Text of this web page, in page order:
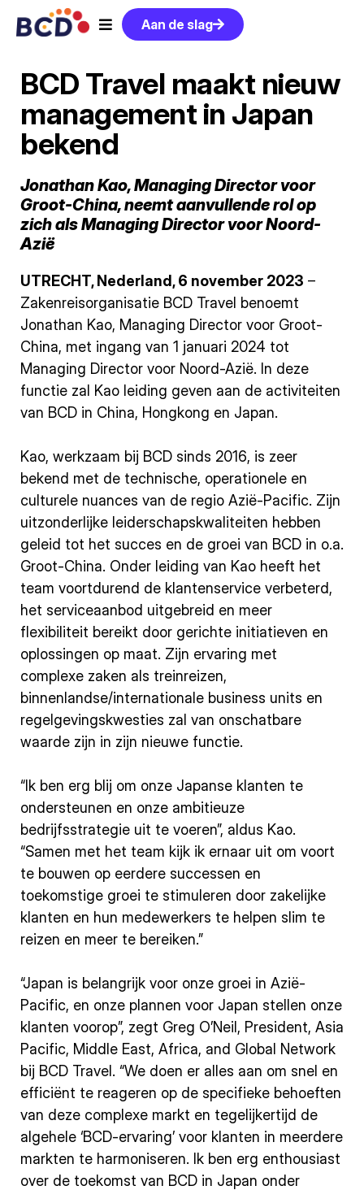
Aan de slag
BCD Travel maakt nieuw
management in Japan
bekend
Jonathan Kao, Managing Director voor
Groot-China, neemt aanvullende rol op
zich als Managing Director voor Noord-
Azië
UTRECHT, Nederland, 6 november 2023 –
Zakenreisorganisatie BCD Travel benoemt
Jonathan Kao, Managing Director voor Groot-
China, met ingang van 1 januari 2024 tot
Managing Director voor Noord-Azië. In deze
functie zal Kao leiding geven aan de activiteiten
van BCD in China, Hongkong en Japan.
Kao, werkzaam bij BCD sinds 2016, is zeer
bekend met de technische, operationele en
culturele nuances van de regio Azië-Pacific. Zijn
uitzonderlijke leiderschapskwaliteiten hebben
geleid tot het succes en de groei van BCD in o.a.
Groot-China. Onder leiding van Kao heeft het
team voortdurend de klantenservice verbeterd,
het serviceaanbod uitgebreid en meer
flexibiliteit bereikt door gerichte initiatieven en
oplossingen op maat. Zijn ervaring met
complexe zaken als treinreizen,
binnenlandse/internationale business units en
regelgevingskwesties zal van onschatbare
waarde zijn in zijn nieuwe functie.
“Ik ben erg blij om onze Japanse klanten te
ondersteunen en onze ambitieuze
bedrijfsstrategie uit te voeren”, aldus Kao.
“Samen met het team kijk ik ernaar uit om voort
te bouwen op eerdere successen en
toekomstige groei te stimuleren door zakelijke
klanten en hun medewerkers te helpen slim te
reizen en meer te bereiken.”
“Japan is belangrijk voor onze groei in Azië-
Pacific, en onze plannen voor Japan stellen onze
klanten voorop”, zegt Greg O’Neil, President, Asia
Pacific, Middle East, Africa, and Global Network
bij BCD Travel. “We doen er alles aan om snel en
efficiënt te reageren op de specifieke behoeften
van deze complexe markt en tegelijkertijd de
algehele ‘BCD-ervaring’ voor klanten in meerdere
markten te harmoniseren. Ik ben erg enthousiast
over de toekomst van BCD in Japan onder